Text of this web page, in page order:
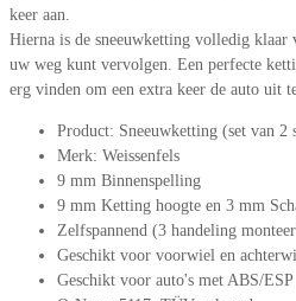
keer aan.
Hierna is de sneeuwketting volledig
uw weg kunt vervolgen. Een perfecte
erg vinden om een extra keer de auto uit
Product: Sneeuwketting (set van 2
Merk: Weissenfels
9 mm Binnenspelling
9 mm Ketting hoogte en 3 mm
Zelfspannend (3 handeling
Geschikt voor voorwiel en
Geschikt voor auto's met ABS/ESP